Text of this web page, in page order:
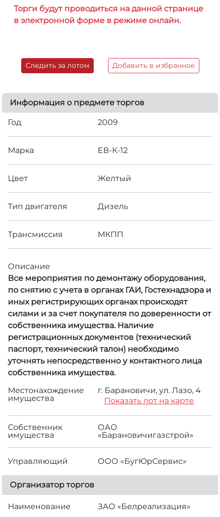
Торги будут проводиться на данной странице
в электронной форме в режиме онлайн.
Следить за лотом Добавить в избранное
Информация о предмете торгов
Год 2009
Марка ЕВ-К-12
Цвет Желтый
Тип двигателя Дизель
Трансмиссия МКПП
Описание
Все мероприятия по демонтажу оборудования,
по снятию с учета в органах ГАИ, Гостехнадзора и
иных регистрирующих органах происходят
силами и за счет покупателя по доверенности от
собственника имущества. Наличие
регистрационных документов (технический
паспорт, технический талон) необходимо
уточнять непосредственно у контактного лица
собственника имущества.
Местонахождение
имущества
г. Барановичи, ул. Лазо, 4
Показать лот на карте
Собственник
имущества
ОАО
«Барановичигазстрой»
Управляющий ООО «БугЮрСервис»
Организатор торгов
Наименование ЗАО «Белреализация»